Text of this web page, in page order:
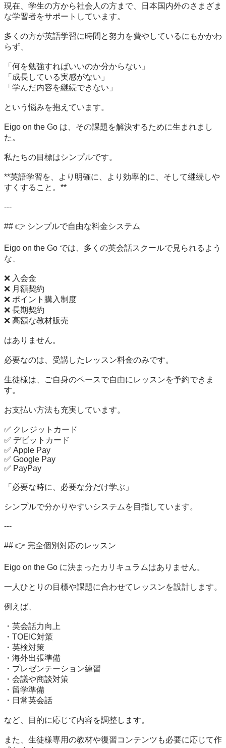
現在、学生の方から社会人の方まで、日本国内外のさまざま
な学習者をサポートしています。
多くの方が英語学習に時間と努力を費やしているにもかかわ
らず、
「何を勉強すればいいのか分からない」
「成長している実感がない」
「学んだ内容を継続できない」
という悩みを抱えています。
Eigo on the Go は、その課題を解決するために生まれまし
た。
私たちの目標はシンプルです。
**英語学習を、より明確に、より効率的に、そして継続しや
すくすること。**
---
## 👉 シンプルで自由な料金システム
Eigo on the Go では、多くの英会話スクールで見られるよう
な、
❌ 入会金
❌ 月額契約
❌ ポイント購入制度
❌ 長期契約
❌ 高額な教材販売
はありません。
必要なのは、受講したレッスン料金のみです。
生徒様は、ご自身のペースで自由にレッスンを予約できま
す。
お支払い方法も充実しています。
✅ クレジットカード
✅ デビットカード
✅ Apple Pay
✅ Google Pay
✅ PayPay
「必要な時に、必要な分だけ学ぶ」
シンプルで分かりやすいシステムを目指しています。
---
## 👉 完全個別対応のレッスン
Eigo on the Go に決まったカリキュラムはありません。
一人ひとりの目標や課題に合わせてレッスンを設計します。
例えば、
・英会話力向上
・TOEIC対策
・英検対策
・海外出張準備
・プレゼンテーション練習
・会議や商談対策
・留学準備
・日常英会話
など、目的に応じて内容を調整します。
また、生徒様専用の教材や復習コンテンツも必要に応じて作